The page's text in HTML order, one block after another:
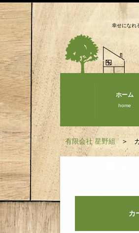
幸せになれ
ホーム
home
有限会社 星野組
カ